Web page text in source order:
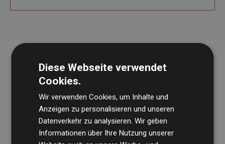
Die Wirtschaftsprüfungsgesellschaft BDOüberprüft
Diese Webseite verwendet
Cookies.
Wir verwenden Cookies, um Inhalte und
Anzeigen zu personalisieren und unseren
Datenverkehr zu analysieren. Wir geben
Informationen über Ihre Nutzung unserer